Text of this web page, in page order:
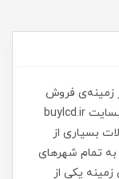
فعالیت خود را از سال 1389 در زمینه‌ی فروش
قطعات کامپیوتر به صورت آنلاین از طریق وبسایت buylcd.ir
بسیاری از
به تمام شهرهای
یکی از